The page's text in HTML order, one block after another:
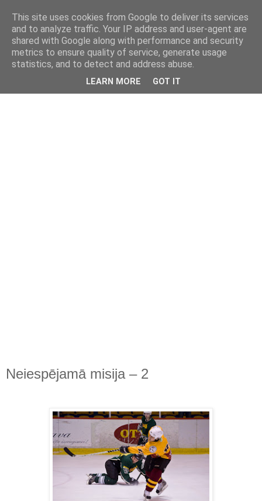
Neiespējamā misija – 2
This site uses cookies from Google to deliver its services
and to analyze traffic. Your IP address and user-agent are
shared with Google along with performance and security
metrics to ensure quality of service, generate usage
statistics, and to detect and address abuse.
LEARN MORE GOT IT